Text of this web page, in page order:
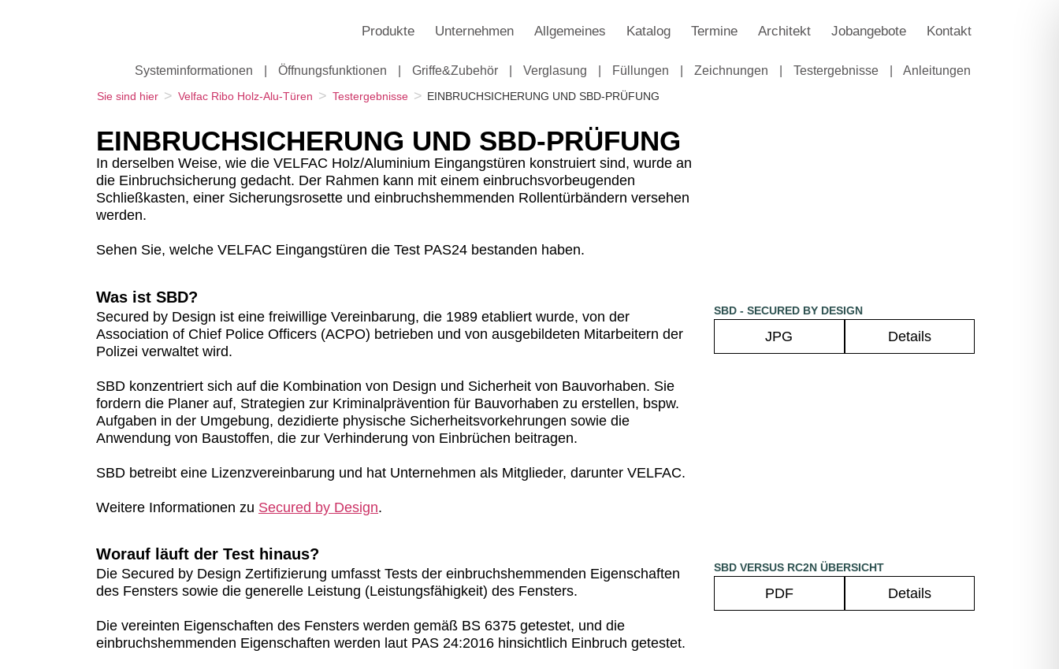
Produkte Unternehmen Allgemeines Katalog Termine Architekt Jobangebote Kontakt
Systeminformationen Öffnungsfunktionen Griffe&Zubehör Verglasung Füllungen Zeichnungen Testergebnisse Anleitungen
Sie sind hier > Velfac Ribo Holz-Alu-Türen > Testergebnisse > EINBRUCHSICHERUNG UND SBD-PRÜFUNG
EINBRUCHSICHERUNG UND SBD-PRÜFUNG
In derselben Weise, wie die VELFAC Holz/Aluminium Eingangstüren konstruiert sind, wurde an
die Einbruchsicherung gedacht. Der Rahmen kann mit einem einbruchsvorbeugenden
Schließkasten, einer Sicherungsrosette und einbruchshemmenden Rollentürbändern versehen
werden.
Sehen Sie, welche VELFAC Eingangstüren die Test PAS24 bestanden haben.
Was ist SBD?
Secured by Design ist eine freiwillige Vereinbarung, die 1989 etabliert wurde, von der
Association of Chief Police Officers (ACPO) betrieben und von ausgebildeten Mitarbeitern der
Polizei verwaltet wird.
SBD konzentriert sich auf die Kombination von Design und Sicherheit von Bauvorhaben. Sie
fordern die Planer auf, Strategien zur Kriminalprävention für Bauvorhaben zu erstellen, bspw.
Aufgaben in der Umgebung, dezidierte physische Sicherheitsvorkehrungen sowie die
Anwendung von Baustoffen, die zur Verhinderung von Einbrüchen beitragen.
SBD betreibt eine Lizenzvereinbarung und hat Unternehmen als Mitglieder, darunter VELFAC.
Weitere Informationen zu Secured by Design.
SBD - SECURED BY DESIGN
JPG Details
Worauf läuft der Test hinaus?
Die Secured by Design Zertifizierung umfasst Tests der einbruchshemmenden Eigenschaften
des Fensters sowie die generelle Leistung (Leistungsfähigkeit) des Fensters.
Die vereinten Eigenschaften des Fensters werden gemäß BS 6375 getestet, und die
einbruchshemmenden Eigenschaften werden laut PAS 24:2016 hinsichtlich Einbruch getestet.
SBD VERSUS RC2N ÜBERSICHT
PDF Details